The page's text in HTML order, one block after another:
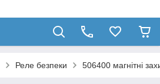
Реле безпеки 506400 магнітні